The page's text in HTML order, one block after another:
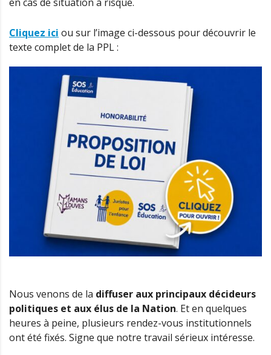
Cliquez ici ou sur l’image ci-dessous pour découvrir le
texte complet de la PPL :
Nous venons de la diffuser aux principaux décideurs
politiques et aux élus de la Nation. Et en quelques
heures à peine, plusieurs rendez-vous institutionnels
ont été fixés. Signe que notre travail sérieux intéresse.